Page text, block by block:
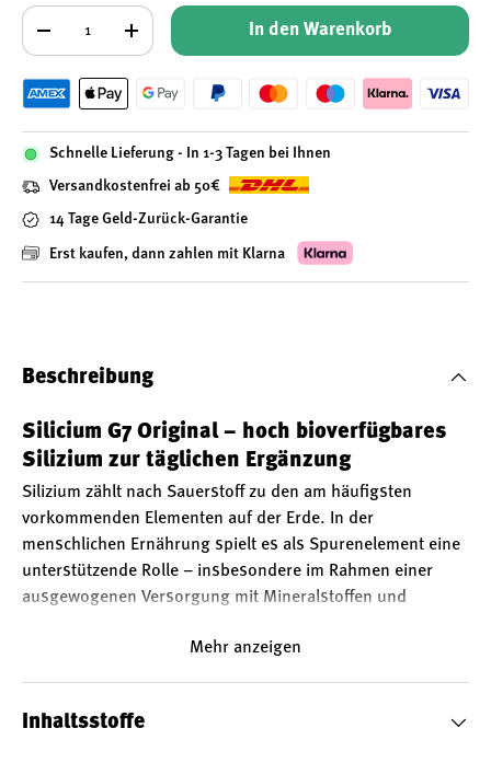
Anzahl
+ In den Warenkorb
Schnelle Lieferung - In 1-3 Tagen bei Ihnen
Versandkostenfrei ab 50€
14 Tage Geld-Zurück-Garantie
Erst kaufen, dann zahlen mit Klarna
Beschreibung
Silicium G7 Original – hoch bioverfügbares
Silizium zur täglichen Ergänzung
Silizium zählt nach Sauerstoff zu den am häufigsten
vorkommenden Elementen auf der Erde. In der
menschlichen Ernährung spielt es als Spurenelement eine
unterstützende Rolle – insbesondere im Rahmen einer
ausgewogenen Versorgung mit Mineralstoffen und
organisch gebundenes Siliciumin einer flüssigen, hoch
Was macht Silicium G7 Original besonders?
Mehr anzeigen
Inhaltsstoffe